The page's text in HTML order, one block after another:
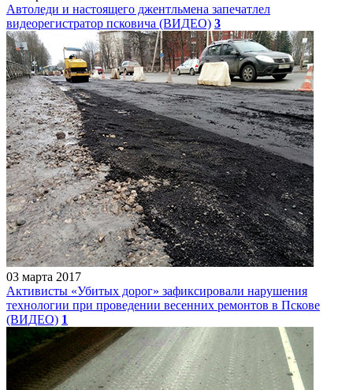
Автоледи и настоящего джентльмена запечатлел
видеорегистратор псковича (ВИДЕО) 3
03 марта 2017
Активисты «Убитых дорог» зафиксировали нарушения
технологии при проведении весенних ремонтов в Пскове
(ВИДЕО) 1